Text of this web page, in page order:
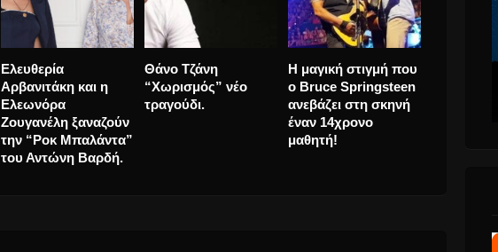
Μίκης Θεοδωράκης.
Στα 96 του, πέρασε
στην αθανασία της
μνήμης μας
Γιάννης Χαρούλης &
Λευτέρης Πασσιάς
μας τραγουδούν
Ελευθερία
Αρβανιτάκη και η
Ελεωνόρα
Ζουγανέλη ξαναζούν
την “Ροκ Μπαλάντα”